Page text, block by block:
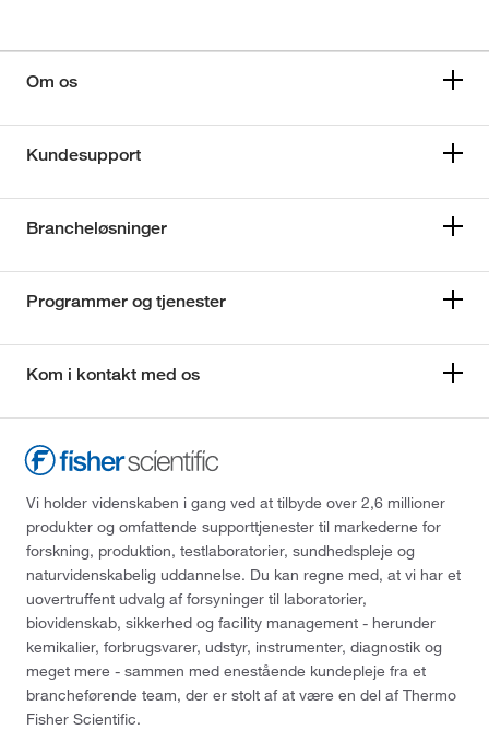
Om os
Kundesupport
Brancheløsninger
Programmer og tjenester
Kom i kontakt med os
Vi holder videnskaben i gang ved at tilbyde over 2,6 millioner
produkter og omfattende supporttjenester til markederne for
forskning, produktion, testlaboratorier, sundhedspleje og
naturvidenskabelig uddannelse. Du kan regne med, at vi har et
uovertruffent udvalg af forsyninger til laboratorier,
biovidenskab, sikkerhed og facility management - herunder
kemikalier, forbrugsvarer, udstyr, instrumenter, diagnostik og
meget mere - sammen med enestående kundepleje fra et
brancheførende team, der er stolt af at være en del af Thermo
Fisher Scientific.